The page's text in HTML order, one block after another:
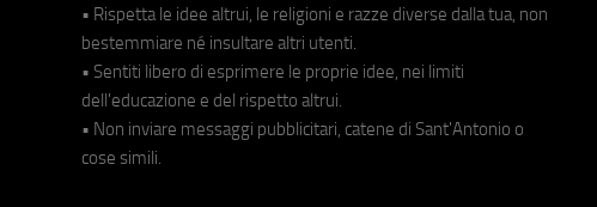
• Rispetta le idee altrui, le religioni e razze diverse dalla tua, non
bestemmiare né insultare altri utenti.
• Sentiti libero di esprimere le proprie idee, nei limiti
dell'educazione e del rispetto altrui.
• Non inviare messaggi pubblicitari, catene di Sant'Antonio o
cose simili.